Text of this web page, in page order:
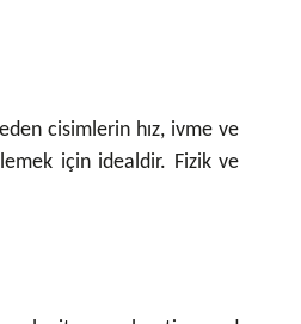
cisimlerin hız, ivme ve
için idealdir. Fizik ve